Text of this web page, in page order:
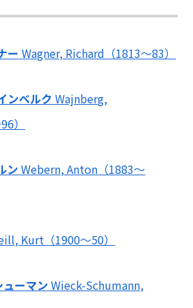
ー Wagner, Richard（1813～83）
ンベルク Wajnberg,
）
ン Webern, Anton（1883～
Kurt（1900～50）
ーマン Wieck-Schumann,